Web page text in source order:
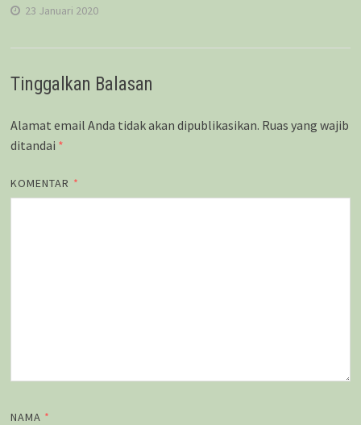
23 Januari 2020
Tinggalkan Balasan
Alamat email Anda tidak akan dipublikasikan. Ruas yang wajib
ditandai *
KOMENTAR *
NAMA *